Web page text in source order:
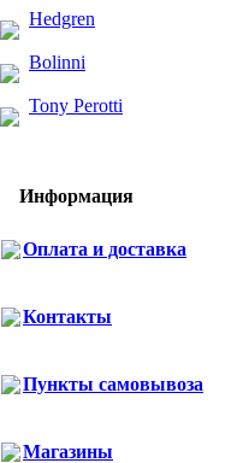
Hedgren
Bolinni
Tony Perotti
Информация
Оплата и доставка
Контакты
Пункты самовывоза
Магазины